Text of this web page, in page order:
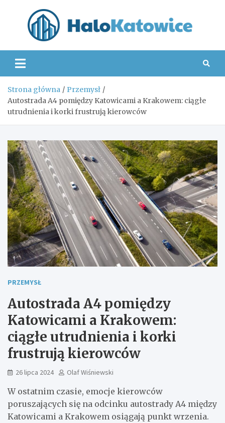
Strona główna
Przemysł
Autostrada A4 pomiędzy Katowicami a Krakowem: ciągłe
utrudnienia i korki frustrują kierowców
PRZEMYSŁ
Autostrada A4 pomiędzy
Katowicami a Krakowem:
ciągłe utrudnienia i korki
frustrują kierowców
26 lipca 2024 Olaf Wiśniewski
W ostatnim czasie, emocje kierowców
poruszających się na odcinku autostrady A4 między
Katowicami a Krakowem osiągają punkt wrzenia.